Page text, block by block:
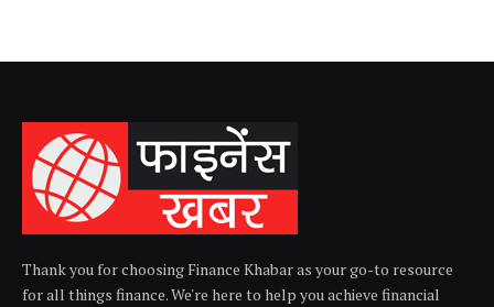
Thank you for choosing Finance Khabar as your go-to resource
for all things finance. We're here to help you achieve financial